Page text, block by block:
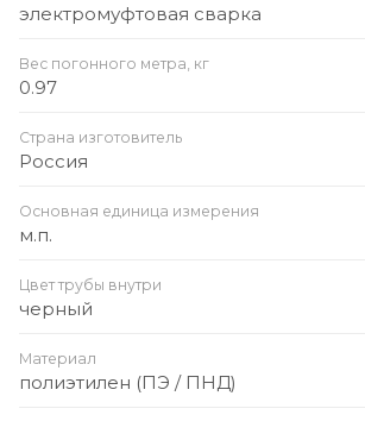
электромуфтовая сварка
Вес погонного метра, кг
0.97
Страна изготовитель
Россия
Основная единица измерения
м.п.
Цвет трубы внутри
черный
Материал
полиэтилен (ПЭ / ПНД)